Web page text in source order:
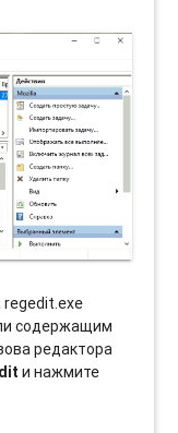
содержащим
редактора
и нажмите